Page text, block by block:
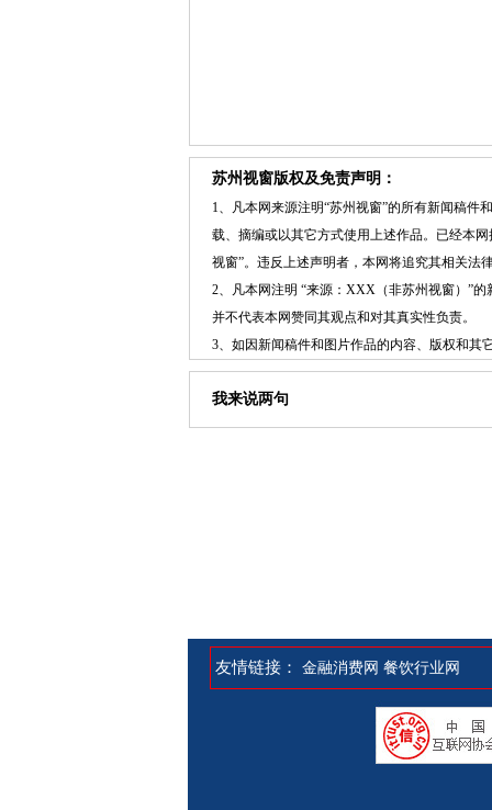
苏州视窗版权及免责声明：
1、凡本网来源注明“苏州视窗”的所有新闻稿
载、摘编或以其它方式使用上述作品。已经本
视窗”。违反上述声明者，本网将追究其相关法
2、凡本网注明 “来源：XXX（非苏州视窗）”
并不代表本网赞同其观点和对其真实性负责。
3、如因新闻稿件和图片作品的内容、版权和其
我来说两句
友情链接： 金融消费网 餐饮行业网